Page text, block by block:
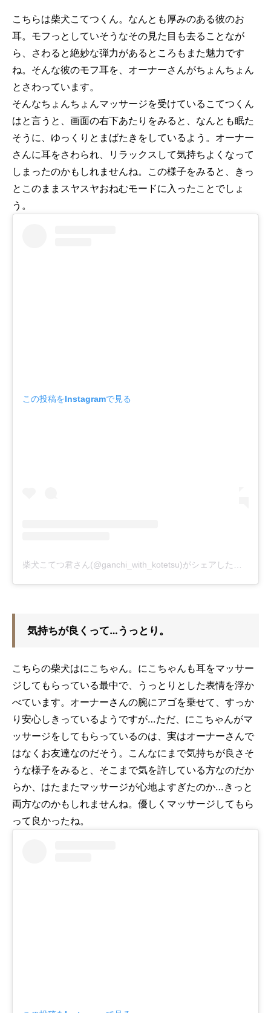
こちらは柴犬こてつくん。なんとも厚みのある彼のお
耳。モフっとしていそうなその見た目も去ることなが
ら、さわると絶妙な弾力があるところもまた魅力です
ね。そんな彼のモフ耳を、オーナーさんがちょんちょん
とさわっています。
そんなちょんちょんマッサージを受けているこてつくん
はと言うと、画面の右下あたりをみると、なんとも眠た
そうに、ゆっくりとまばたきをしているよう。オーナー
さんに耳をさわられ、リラックスして気持ちよくなって
しまったのかもしれませんね。この様子をみると、きっ
とこのままスヤスヤおねむモードに入ったことでしょ
う。
この投稿をInstagramで見る
柴犬こてつ君さん(@ganchi_with_kotetsu)がシェアした投稿
気持ちが良くって…うっとり。
こちらの柴犬はにこちゃん。にこちゃんも耳をマッサー
ジしてもらっている最中で、うっとりとした表情を浮か
べています。オーナーさんの腕にアゴを乗せて、すっか
り安心しきっているようですが…ただ、にこちゃんがマ
ッサージをしてもらっているのは、実はオーナーさんで
はなくお友達なのだそう。こんなにまで気持ちが良さそ
うな様子をみると、そこまで気を許している方なのだか
らか、はたまたマッサージが心地よすぎたのか…きっと
両方なのかもしれませんね。優しくマッサージしてもら
って良かったね。